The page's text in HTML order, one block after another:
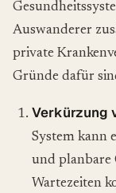
Auswanderer
private
Gründe dafür
Verkürzung
System kann
und planbare
Wartezeiten